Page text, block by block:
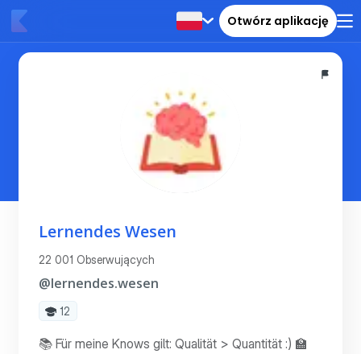
Otwórz aplikację
Lernendes Wesen
22 001 Obserwujących
@lernendes.wesen
12
📚 Für meine Knows gilt: Qualität > Quantität :) 🏫